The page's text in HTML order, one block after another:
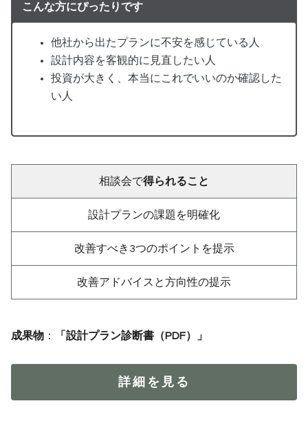
こんな方にぴったりです
他社から出たプランに不安を感じている人
設計内容を客観的に見直したい人
投資が大きく、本当にこれでいいのか確認した
い人
相談会で得られること
設計プランの課題を明確化
改善すべき3つのポイントを提示
改善アドバイスと方向性の提示
成果物 ： 「設計プラン診断書（PDF）」
詳細を見る